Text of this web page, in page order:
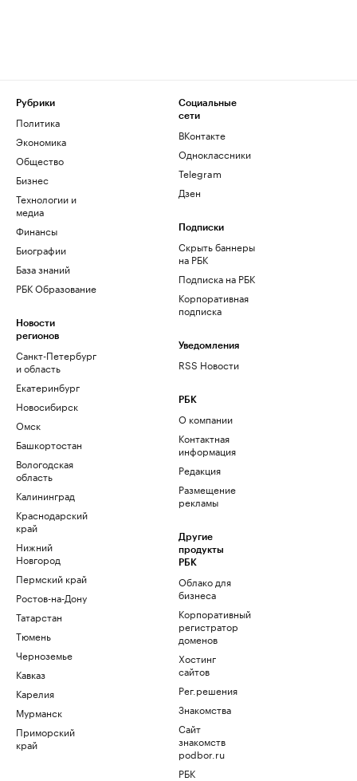
Рубрики
Политика
Экономика
Общество
Бизнес
Технологии и
медиа
Финансы
Биографии
База знаний
РБК Образование
Новости
регионов
Санкт-Петербург
и область
Екатеринбург
Новосибирск
Омск
Башкортостан
Вологодская
область
Калининград
Краснодарский
край
Нижний
Новгород
Пермский край
Ростов-на-Дону
Татарстан
Тюмень
Черноземье
Кавказ
Карелия
Мурманск
Приморский
край
Социальные
сети
ВКонтакте
Одноклассники
Telegram
Дзен
Подписки
Скрыть баннеры
на РБК
Подписка на РБК
Корпоративная
подписка
Уведомления
RSS Новости
РБК
О компании
Контактная
информация
Редакция
Размещение
рекламы
Другие
продукты
РБК
Облако для
бизнеса
Корпоративный
регистратор
доменов
Хостинг
сайтов
Рег.решения
Знакомства
Сайт
знакомств
podbor.ru
РБК